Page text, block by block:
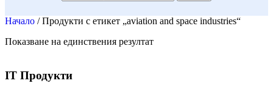
Начало / Продукти с етикет „aviation and space industries“
Показване на единствения резултат
IT Продукти